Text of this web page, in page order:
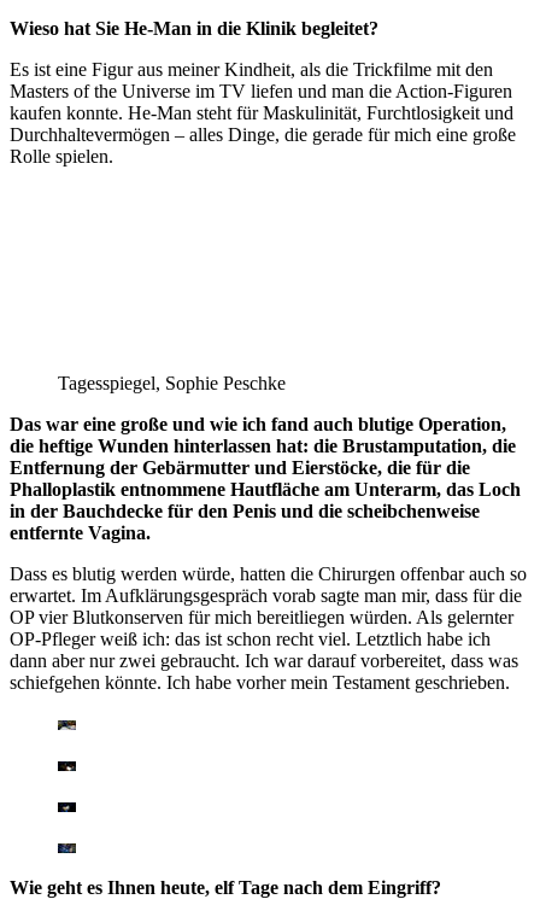
Wieso hat Sie He-Man in die Klinik begleitet?
Es ist eine Figur aus meiner Kindheit, als die Trickfilme mit den
Masters of the Universe im TV liefen und man die Action-Figuren
kaufen konnte. He-Man steht für Maskulinität, Furchtlosigkeit und
Durchhaltevermögen – alles Dinge, die gerade für mich eine große
Rolle spielen.
Tagesspiegel, Sophie Peschke
Das war eine große und wie ich fand auch blutige Operation,
die heftige Wunden hinterlassen hat: die Brustamputation, die
Entfernung der Gebärmutter und Eierstöcke, die für die
Phalloplastik entnommene Hautfläche am Unterarm, das Loch
in der Bauchdecke für den Penis und die scheibchenweise
entfernte Vagina.
Dass es blutig werden würde, hatten die Chirurgen offenbar auch so
erwartet. Im Aufklärungsgespräch vorab sagte man mir, dass für die
OP vier Blutkonserven für mich bereitliegen würden. Als gelernter
OP-Pfleger weiß ich: das ist schon recht viel. Letztlich habe ich
dann aber nur zwei gebraucht. Ich war darauf vorbereitet, dass was
schiefgehen könnte. Ich habe vorher mein Testament geschrieben.
Wie geht es Ihnen heute, elf Tage nach dem Eingriff?